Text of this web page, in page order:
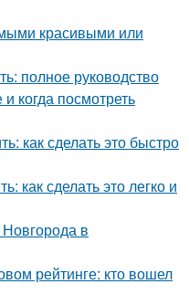
красивыми или
полное руководство
когда посмотреть
как сделать это быстро
как сделать это легко и
в
рейтинге: кто вошел